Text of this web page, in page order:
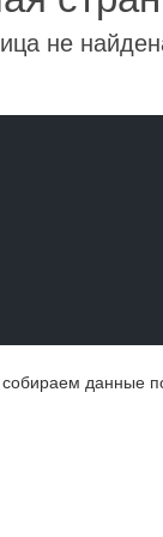
не
данные